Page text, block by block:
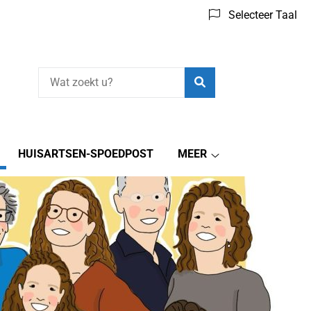
Selecteer Taal
HUISARTSEN-SPOEDPOST
MEER
submenu